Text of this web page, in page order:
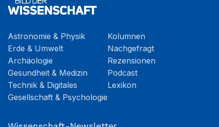
Astronomie & Physik
Erde & Umwelt
Archäologie
Gesundheit & Medizin
Technik & Digitales
Gesellschaft & Psychologie
Kolumnen
Nachgefragt
Rezensionen
Podcast
Lexikon